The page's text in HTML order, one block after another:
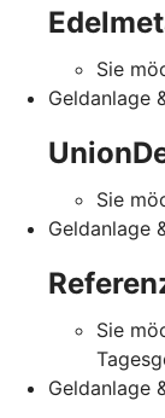
Sie
Geldanlage
Sie
Geldanlage
Sie
Geldanlage